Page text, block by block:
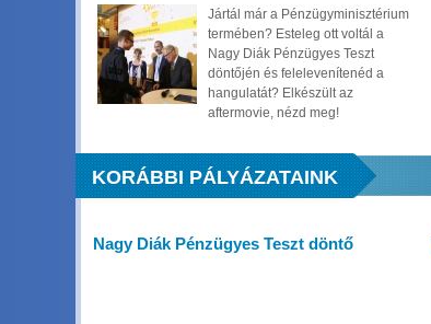
Jártál már a Pénzügyminisztérium
termében? Esteleg ott voltál a
Nagy Diák Pénzügyes Teszt
döntőjén és felelevenítenéd a
hangulatát? Elkészült az
aftermovie, nézd meg!
KORÁBBI PÁLYÁZATAINK
Nagy Diák Pénzügyes Teszt döntő